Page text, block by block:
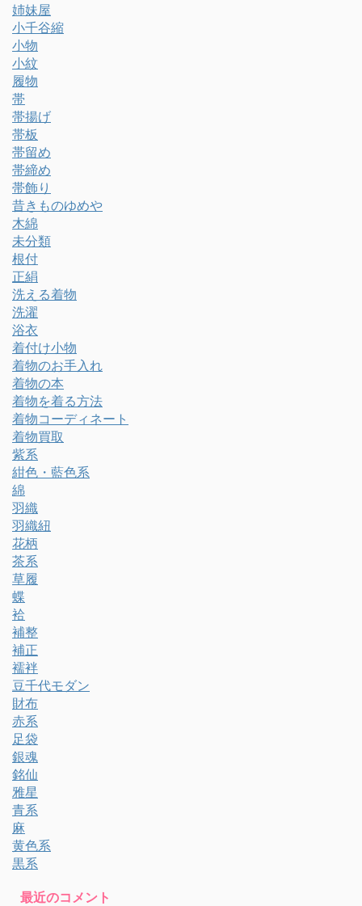
姉妹屋
小千谷縮
小物
小紋
履物
帯
帯揚げ
帯板
帯留め
帯締め
帯飾り
昔きものゆめや
木綿
未分類
根付
正絹
洗える着物
洗濯
浴衣
着付け小物
着物のお手入れ
着物の本
着物を着る方法
着物コーディネート
着物買取
紫系
紺色・藍色系
綿
羽織
羽織紐
花柄
茶系
草履
蝶
袷
補整
補正
襦袢
豆千代モダン
財布
赤系
足袋
銀魂
銘仙
雅星
青系
麻
黄色系
黒系
最近のコメント